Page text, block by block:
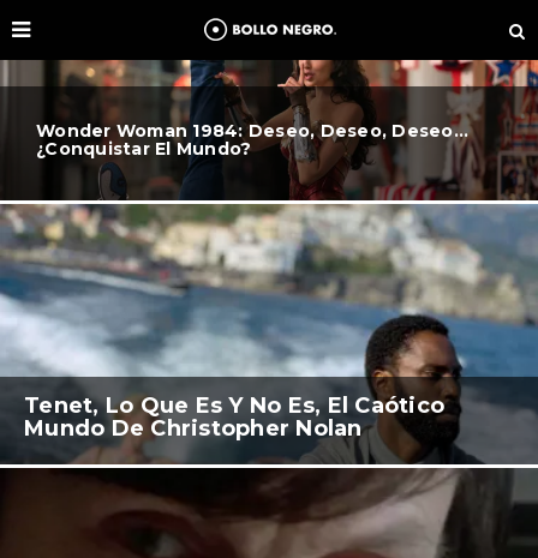
Wonder Woman 1984: Deseo, Deseo, Deseo…
¿Conquistar El Mundo?
Tenet, Lo Que Es Y No Es, El Caótico
Mundo De Christopher Nolan